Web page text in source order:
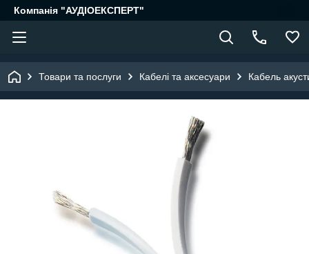
Компанія "АУДІОЕКСПЕРТ"
Товари та послуги Кабелі та аксесуари Кабель